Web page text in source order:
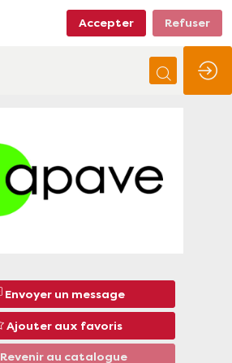
Envoyer un message
Ajouter aux favoris
Revenir au catalogue
Accepter Refuser